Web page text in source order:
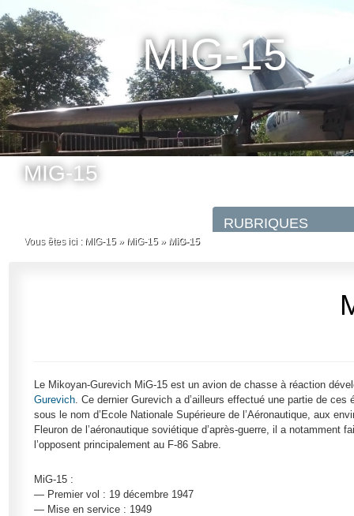
MIG-15
MIG-15
Vous êtes ici : MIG-15» MiG-15» MiG-15
Le Mikoyan-Gurevich MiG-15 est un avion de chasse à réaction
Gurevich . Ce dernier Gurevich a d’ailleurs effectué une partie de
sous le nom d’Ecole Nationale Supérieure de l’Aéronautique, aux
Fleuron de l’aéronautique soviétique d’après-guerre, il a
l’opposent principalement au F-86 Sabre.
MiG-15 :
— Premier vol : 19 décembre 1947
— Mise en service : 1949